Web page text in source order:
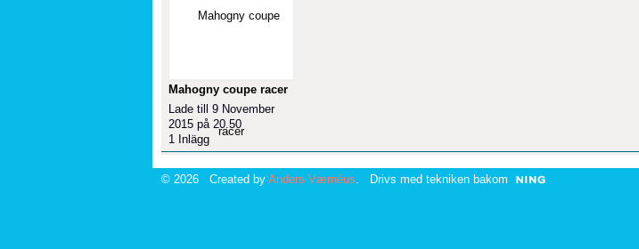
Mahogny coupe racer
Lade till 9 November
2015 på 20.50
1 Inlägg
© 2026 Created by Anders Værnéus . Drivs med tekniken bakom